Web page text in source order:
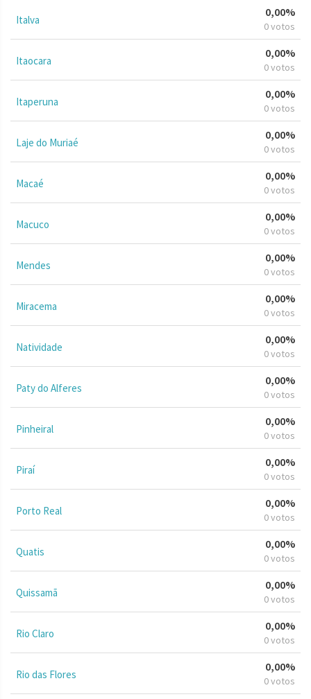
Italva
0,00%
0 votos
Itaocara
0,00%
0 votos
Itaperuna
0,00%
0 votos
Laje do Muriaé
0,00%
0 votos
Macaé
0,00%
0 votos
Macuco
0,00%
0 votos
Mendes
0,00%
0 votos
Miracema
0,00%
0 votos
Natividade
0,00%
0 votos
Paty do Alferes
0,00%
0 votos
Pinheiral
0,00%
0 votos
Piraí
0,00%
0 votos
Porto Real
0,00%
0 votos
Quatis
0,00%
0 votos
Quissamã
0,00%
0 votos
Rio Claro
0,00%
0 votos
Rio das Flores
0,00%
0 votos